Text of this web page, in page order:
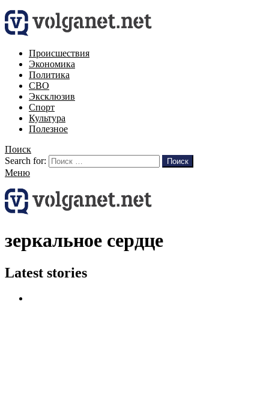
Происшествия
Экономика
Политика
СВО
Эксклюзив
Спорт
Культура
Полезное
Поиск
Search for:
Поиск
Меню
зеркальное сердце
Latest stories